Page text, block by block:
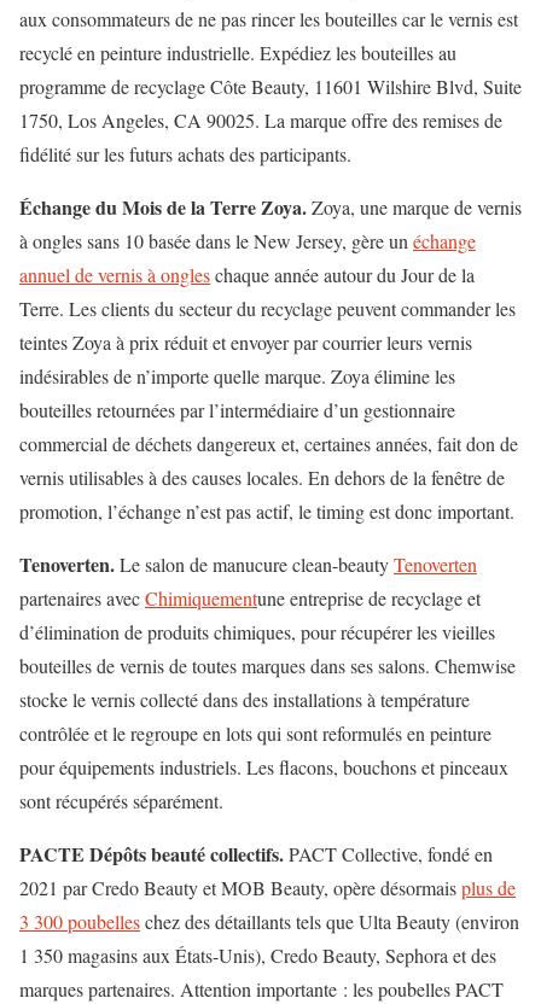
aux consommateurs de ne pas rincer les bouteilles car le vernis est
recyclé en peinture industrielle. Expédiez les bouteilles au
programme de recyclage Côte Beauty, 11601 Wilshire Blvd, Suite
1750, Los Angeles, CA 90025. La marque offre des remises de
fidélité sur les futurs achats des participants.
Échange du Mois de la Terre Zoya.Zoya, une marque de vernis
à ongles sans 10 basée dans le New Jersey, gère unéchange
annuel de vernis à ongleschaque année autour du Jour de la
Terre. Les clients du secteur du recyclage peuvent commander les
teintes Zoya à prix réduit et envoyer par courrier leurs vernis
indésirables de n’importe quelle marque. Zoya élimine les
bouteilles retournées par l’intermédiaire d’un gestionnaire
commercial de déchets dangereux et, certaines années, fait don de
vernis utilisables à des causes locales. En dehors de la fenêtre de
promotion, l’échange n’est pas actif, le timing est donc important.
Tenoverten.Le salon de manucure clean-beautyTenoverten
partenaires avecChimiquementune entreprise de recyclage et
d’élimination de produits chimiques, pour récupérer les vieilles
bouteilles de vernis de toutes marques dans ses salons. Chemwise
stocke le vernis collecté dans des installations à température
contrôlée et le regroupe en lots qui sont reformulés en peinture
pour équipements industriels. Les flacons, bouchons et pinceaux
sont récupérés séparément.
PACTE Dépôts beauté collectifs.PACT Collective, fondé en
2021 par Credo Beauty et MOB Beauty, opère désormaisplus de
3 300 poubelleschez des détaillants tels que Ulta Beauty (environ
1 350 magasins aux États-Unis), Credo Beauty, Sephora et des
marques partenaires. Attention importante : les poubelles PACT